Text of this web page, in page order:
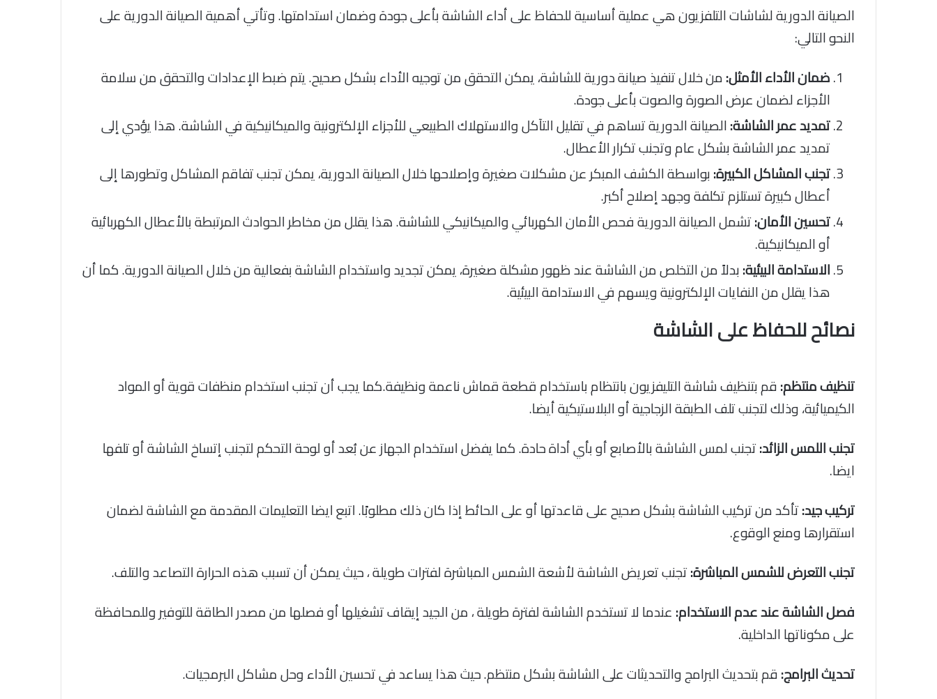
الصيانة الدورية لشاشات التلفزيون هي عملية أساسية للحفاظ على أداء الشاشة بأعلى جودة وضمان استدامتها. وتأتي أهمية الصيانة الدورية على
النحو التالي:
ضمان الأداء الأمثل:من خلال تنفيذ صيانة دورية للشاشة، يمكن التحقق من توجيه الأداء بشكل صحيح. يتم ضبط الإعدادات والتحقق من سلامة
الأجزاء لضمان عرض الصورة والصوت بأعلى جودة.
تمديد عمر الشاشة:الصيانة الدورية تساهم في تقليل التآكل والاستهلاك الطبيعي للأجزاء الإلكترونية والميكانيكية في الشاشة. هذا يؤدي إلى
تمديد عمر الشاشة بشكل عام وتجنب تكرار الأعطال.
تجنب المشاكل الكبيرة:بواسطة الكشف المبكر عن مشكلات صغيرة وإصلاحها خلال الصيانة الدورية، يمكن تجنب تفاقم المشاكل وتطورها إلى
أعطال كبيرة تستلزم تكلفة وجهد إصلاح أكبر.
تحسين الأمان:تشمل الصيانة الدورية فحص الأمان الكهربائي والميكانيكي للشاشة. هذا يقلل من مخاطر الحوادث المرتبطة بالأعطال الكهربائية
أو الميكانيكية.
الاستدامة البيئية:بدلاً من التخلص من الشاشة عند ظهور مشكلة صغيرة، يمكن تجديد واستخدام الشاشة بفعالية من خلال الصيانة الدورية. كما أن
هذا يقلل من النفايات الإلكترونية ويسهم في الاستدامة البيئية.
نصائح للحفاظ على الشاشة
تنظيف منتظم:قم بتنظيف شاشة التليفزيون بانتظام باستخدام قطعة قماش ناعمة ونظيفة.كما يجب أن تجنب استخدام منظفات قوية أو المواد
الكيميائية، وذلك لتجنب تلف الطبقة الزجاجية أو البلاستيكية أيضا.
تجنب اللمس الزائد:تجنب لمس الشاشة بالأصابع أو بأي أداة حادة. كما يفضل استخدام الجهاز عن بُعد أو لوحة التحكم لتجنب إتساخ الشاشة أو تلفها
ايضا.
تركيب جيد:تأكد من تركيب الشاشة بشكل صحيح على قاعدتها أو على الحائط إذا كان ذلك مطلوبًا. اتبع ايضا التعليمات المقدمة مع الشاشة لضمان
استقرارها ومنع الوقوع.
تجنب التعرض للشمس المباشرة:تجنب تعريض الشاشة لأشعة الشمس المباشرة لفترات طويلة ، حيث يمكن أن تسبب هذه الحرارة التصاعد والتلف.
فصل الشاشة عند عدم الاستخدام:عندما لا تستخدم الشاشة لفترة طويلة ، من الجيد إيقاف تشغيلها أو فصلها من مصدر الطاقة للتوفير وللمحافظة
على مكوناتها الداخلية.
تحديث البرامج:قم بتحديث البرامج والتحديثات على الشاشة بشكل منتظم. حيث هذا يساعد في تحسين الأداء وحل مشاكل البرمجيات.